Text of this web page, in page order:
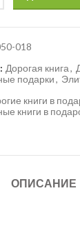
018
Дорогая книга,
подарки,
книги в
книги в
ОПИСАНИЕ